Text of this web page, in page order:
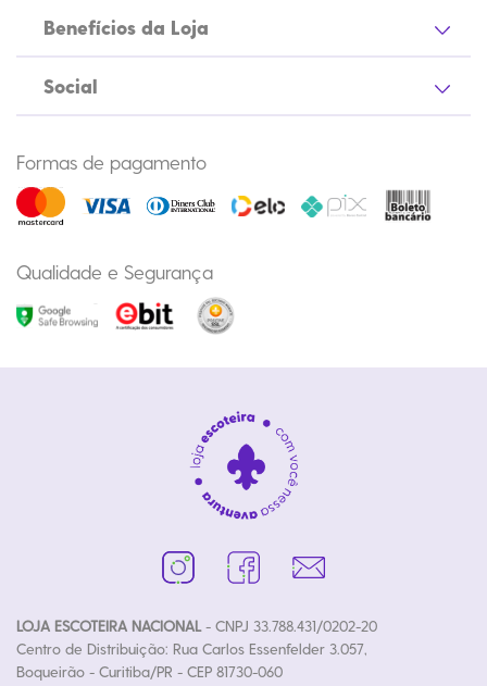
Benefícios da Loja
Social
Formas de pagamento
Qualidade e Segurança
LOJA ESCOTEIRA NACIONAL- CNPJ 33.788.431/0202-20
Centro de Distribuição: Rua Carlos Essenfelder 3.057,
Boqueirão - Curitiba/PR - CEP 81730-060